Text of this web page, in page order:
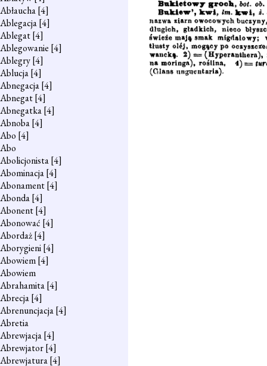
Abłaucha[4]
Ablegacja[4]
Ablegat[4]
Ablegowanie [4]
Ablegry[4]
Ablucja[4]
Abnegacja[4]
Abnegat[4]
Abnegatka[4]
Abnoba[4]
Abo [4]
Abo
Abolicjonista[4]
Abominacja[4]
Abonament[4]
Abonda[4]
Abonent[4]
Abonować [4]
Abordaż[4]
Aborygieni[4]
Abowiem[4]
Abowiem
Abrahamita[4]
Abrecja[4]
Abrenuncjacja[4]
Abretia
Abrewjacja[4]
Abrewjator[4]
Abrewjatura[4]